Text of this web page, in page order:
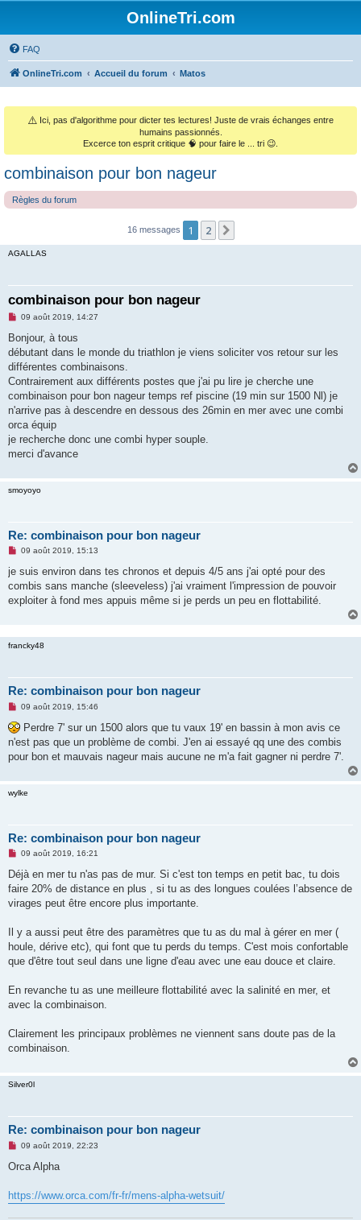
OnlineTri.com
FAQ
OnlineTri.com Accueil du forum Matos
⚠️ Ici, pas d'algorithme pour dicter tes lectures! Juste de vrais échanges entre
humains passionnés.
Excerce ton esprit critique 🧠 pour faire le ... tri 😉.
combinaison pour bon nageur
Règles du forum
16 messages 1 2
AGALLAS
combinaison pour bon nageur
M
s
a
g
n
o
l
u
09 août 2019, 14:27
Bonjour, à tous
débutant dans le monde du triathlon je viens soliciter vos retour sur les
différentes combinaisons.
Contrairement aux différents postes que j'ai pu lire je cherche une
combinaison pour bon nageur temps ref piscine (19 min sur 1500 Nl) je
n'arrive pas à descendre en dessous des 26min en mer avec une combi
orca équip
je recherche donc une combi hyper souple.
merci d'avance
smoyoyo
Re: combinaison pour bon nageur
M
s
a
g
e
n
l
09 août 2019, 15:13
je suis environ dans tes chronos et depuis 4/5 ans j'ai opté pour des
combis sans manche (sleeveless) j'ai vraiment l'impression de pouvoir
exploiter à fond mes appuis même si je perds un peu en flottabilité.
francky48
Re: combinaison pour bon nageur
M
s
s
a
g
o
n
09 août 2019, 15:46
Perdre 7' sur un 1500 alors que tu vaux 19' en bassin à mon avis ce
n'est pas que un problème de combi. J'en ai essayé qq une des combis
pour bon et mauvais nageur mais aucune ne m'a fait gagner ni perdre 7'.
wylke
Re: combinaison pour bon nageur
M
s
s
a
g
o
n
l
u
09 août 2019, 16:21
Déjà en mer tu n'as pas de mur. Si c'est ton temps en petit bac, tu dois
faire 20% de distance en plus , si tu as des longues coulées l’absence de
virages peut être encore plus importante.
Il y a aussi peut être des paramètres que tu as du mal à gérer en mer (
houle, dérive etc), qui font que tu perds du temps. C'est mois confortable
que d'être tout seul dans une ligne d'eau avec une eau douce et claire.
En revanche tu as une meilleure flottabilité avec la salinité en mer, et
avec la combinaison.
Clairement les principaux problèmes ne viennent sans doute pas de la
combinaison.
Silver0l
Re: combinaison pour bon nageur
M
s
g
e
09 août 2019, 22:23
Orca Alpha
https://www.orca.com/fr-fr/mens-alpha-wetsuit/